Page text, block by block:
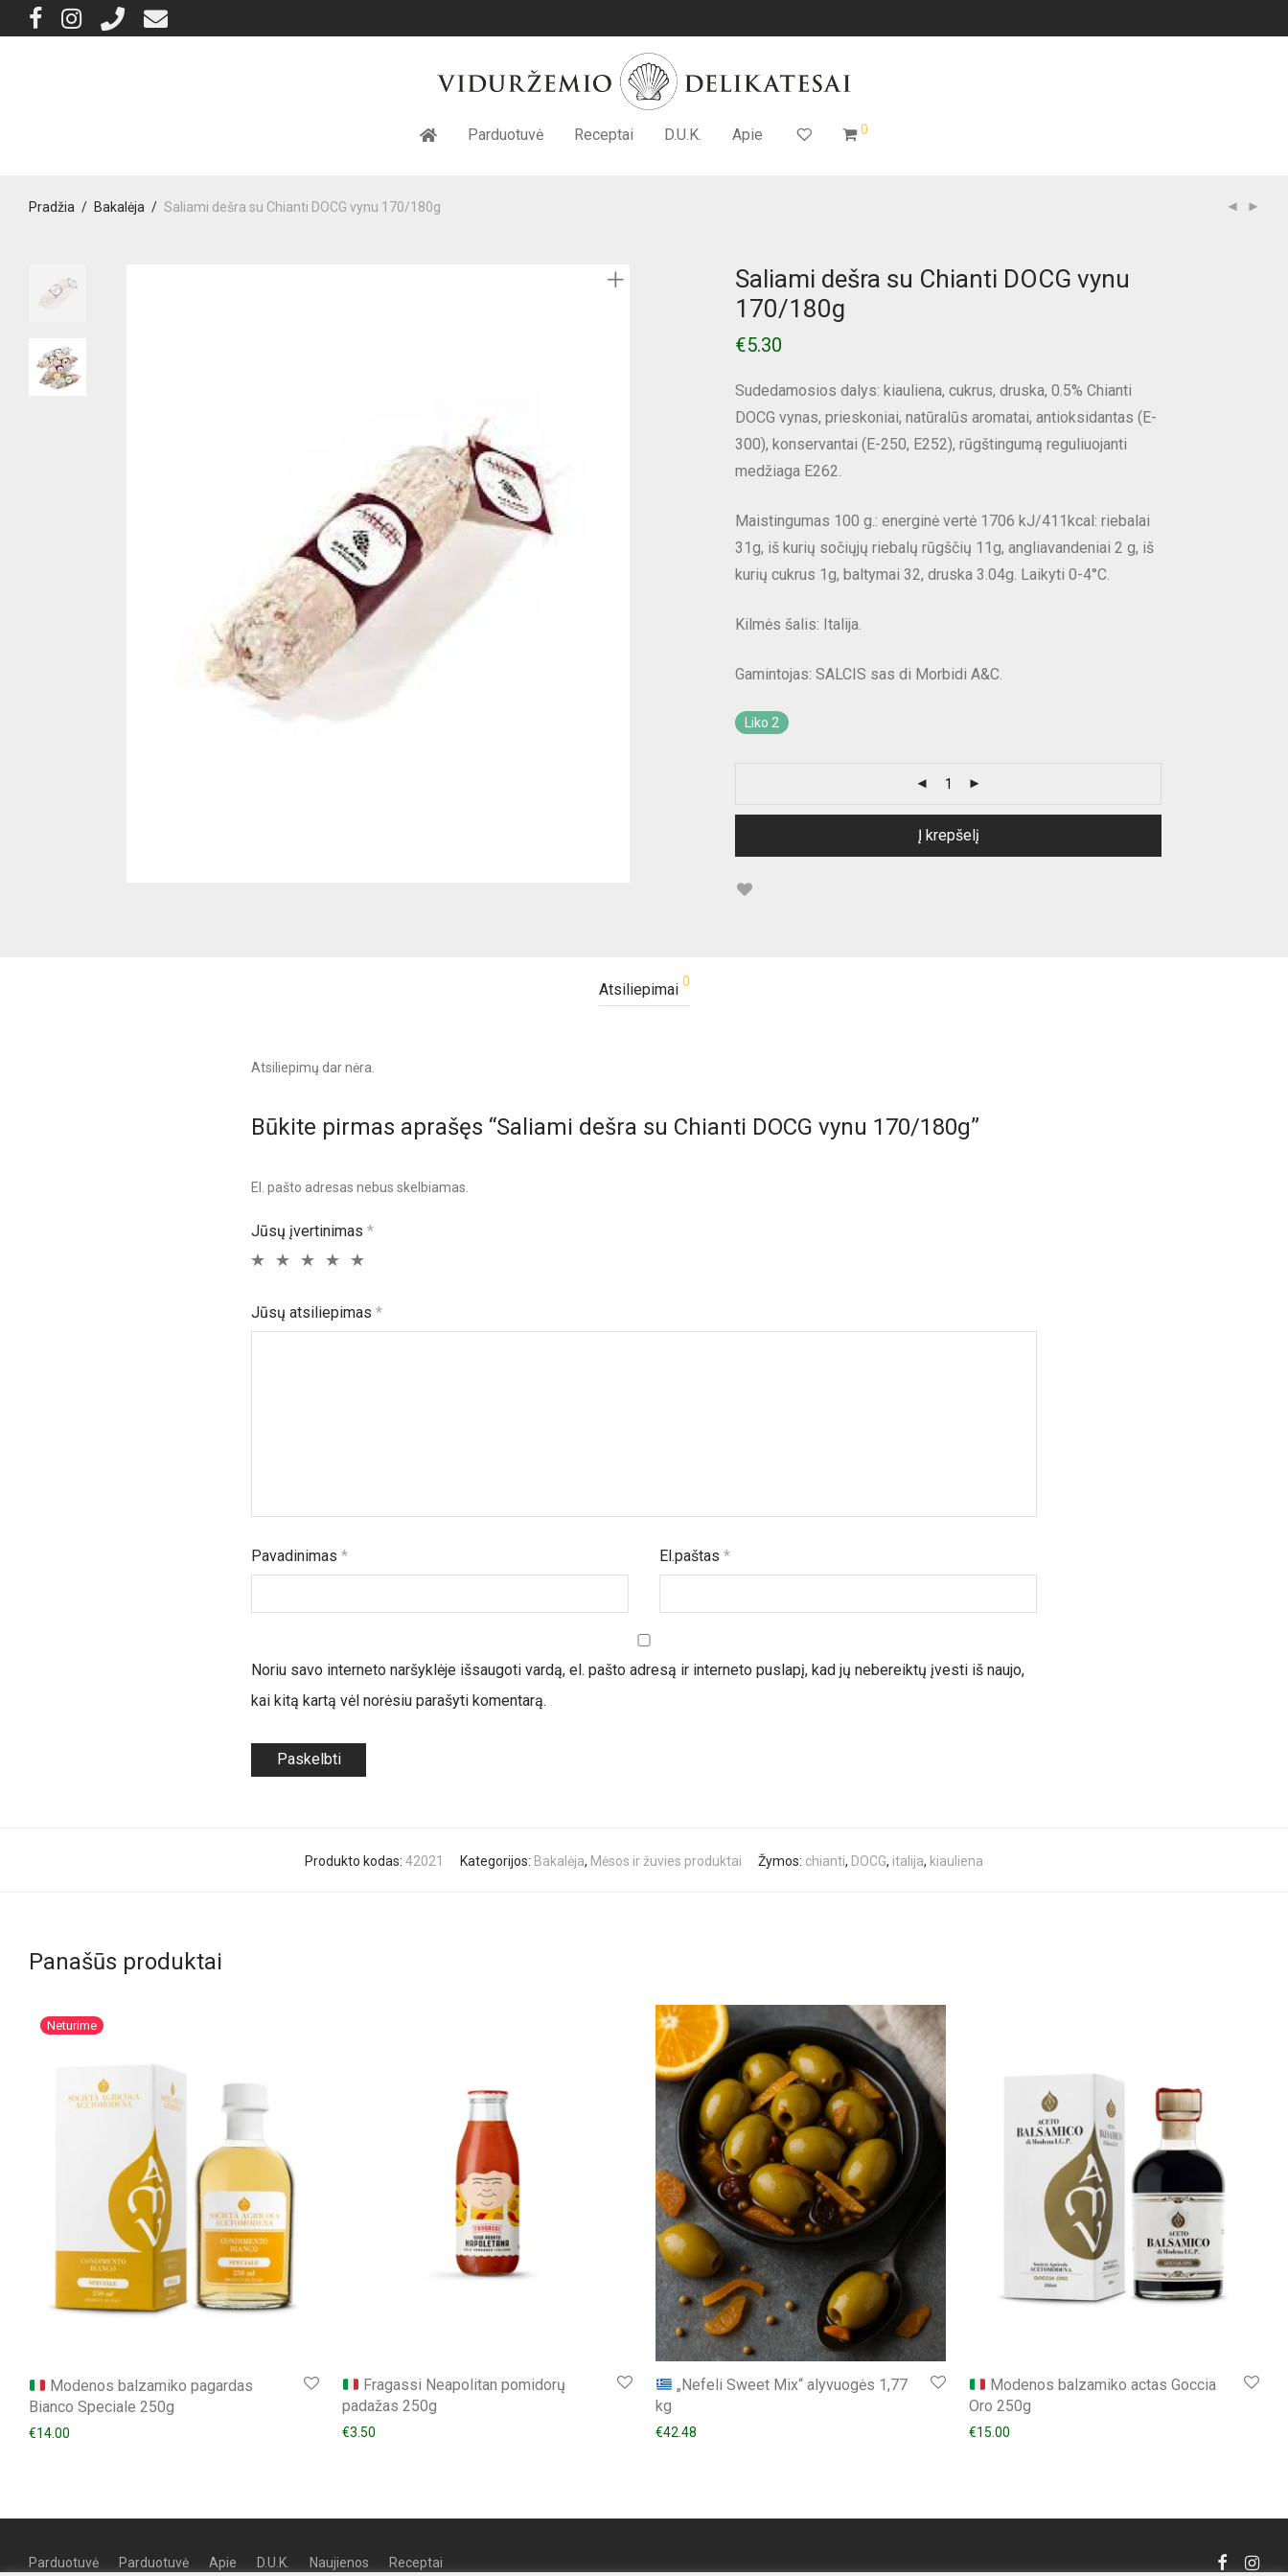
Parduotuvė Receptai D.U.K. Apie 0
Pradžia / Bakalėja / Saliami dešra su Chianti DOCG vynu 170/180g
Saliami dešra su Chianti DOCG vynu
170/180g
€5.30
Sudedamosios dalys: kiauliena, cukrus, druska, 0.5% Chianti
DOCG vynas, prieskoniai, natūralūs aromatai, antioksidantas (E-
300), konservantai (E-250, E252), rūgštingumą reguliuojanti
medžiaga E262.
Maistingumas 100 g.: energinė vertė 1706 kJ/411kcal: riebalai
31g, iš kurių sočiųjų riebalų rūgščių 11g, angliavandeniai 2 g, iš
kurių cukrus 1g, baltymai 32, druska 3.04g. Laikyti 0-4°C.
Kilmės šalis: Italija.
Gamintojas: SALCIS sas di Morbidi A&C.
Liko 2
Į krepšelį
Atsiliepimai 0
Atsiliepimų dar nėra.
Būkite pirmas aprašęs “Saliami dešra su Chianti DOCG vynu 170/180g”
El. pašto adresas nebus skelbiamas.
Jūsų įvertinimas *
Jūsų atsiliepimas *
Pavadinimas * El.paštas*
Noriu savo interneto naršyklėje išsaugoti vardą, el. pašto adresą ir interneto puslapį, kad jų nebereiktų įvesti iš naujo,
kai kitą kartą vėl norėsiu parašyti komentarą.
Produkto kodas: 42021 Kategorijos: Bakalėja, Mėsos ir žuvies produktai Žymos: chianti, DOCG, italija, kiauliena
Panašūs produktai
Modenos balzamiko pagardas
Bianco Speciale 250g
€14.00
Fragassi Neapolitan pomidorų
padažas 250g
€3.50
„Nefeli Sweet Mix“ alyvuogės 1,77
kg
€42.48
Modenos balzamiko actas Goccia
Oro 250g
€15.00
Parduotuvė Parduotuvė Apie D.U.K. Naujienos Receptai